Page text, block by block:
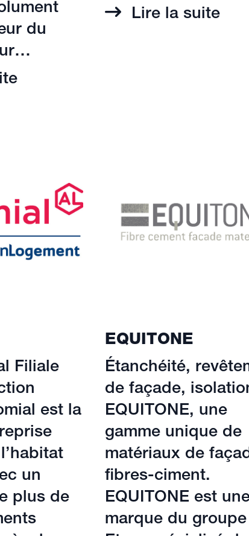
du
Lire la suite
Filiale
est la
un
plus de
EQUITONE
Étanchéité,
de façade,
EQUITONE, une
gamme unique de
matériaux de
fibres-ciment.
EQUITONE est
marque du groupe